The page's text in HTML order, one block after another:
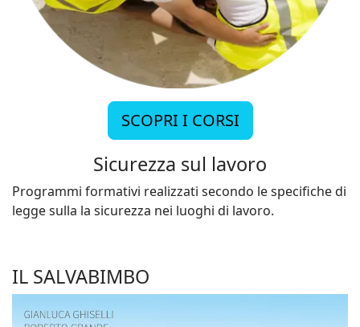
SCOPRI I CORSI
Sicurezza sul lavoro
Programmi formativi realizzati secondo le specifiche di
legge sulla la sicurezza nei luoghi di lavoro.
IL SALVABIMBO